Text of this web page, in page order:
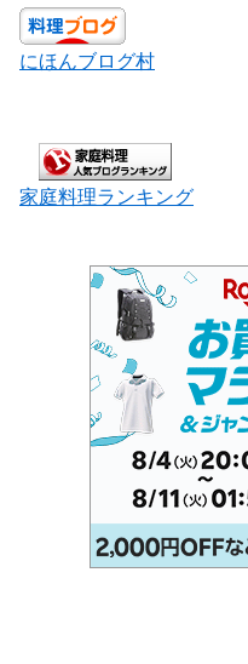
にほんブログ村
家庭料理ランキ ング